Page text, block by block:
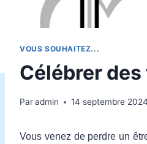
VOUS SOUHAITEZ...
Célébrer
Paradmin 14 septembre 2024
Vous venez de perdre un